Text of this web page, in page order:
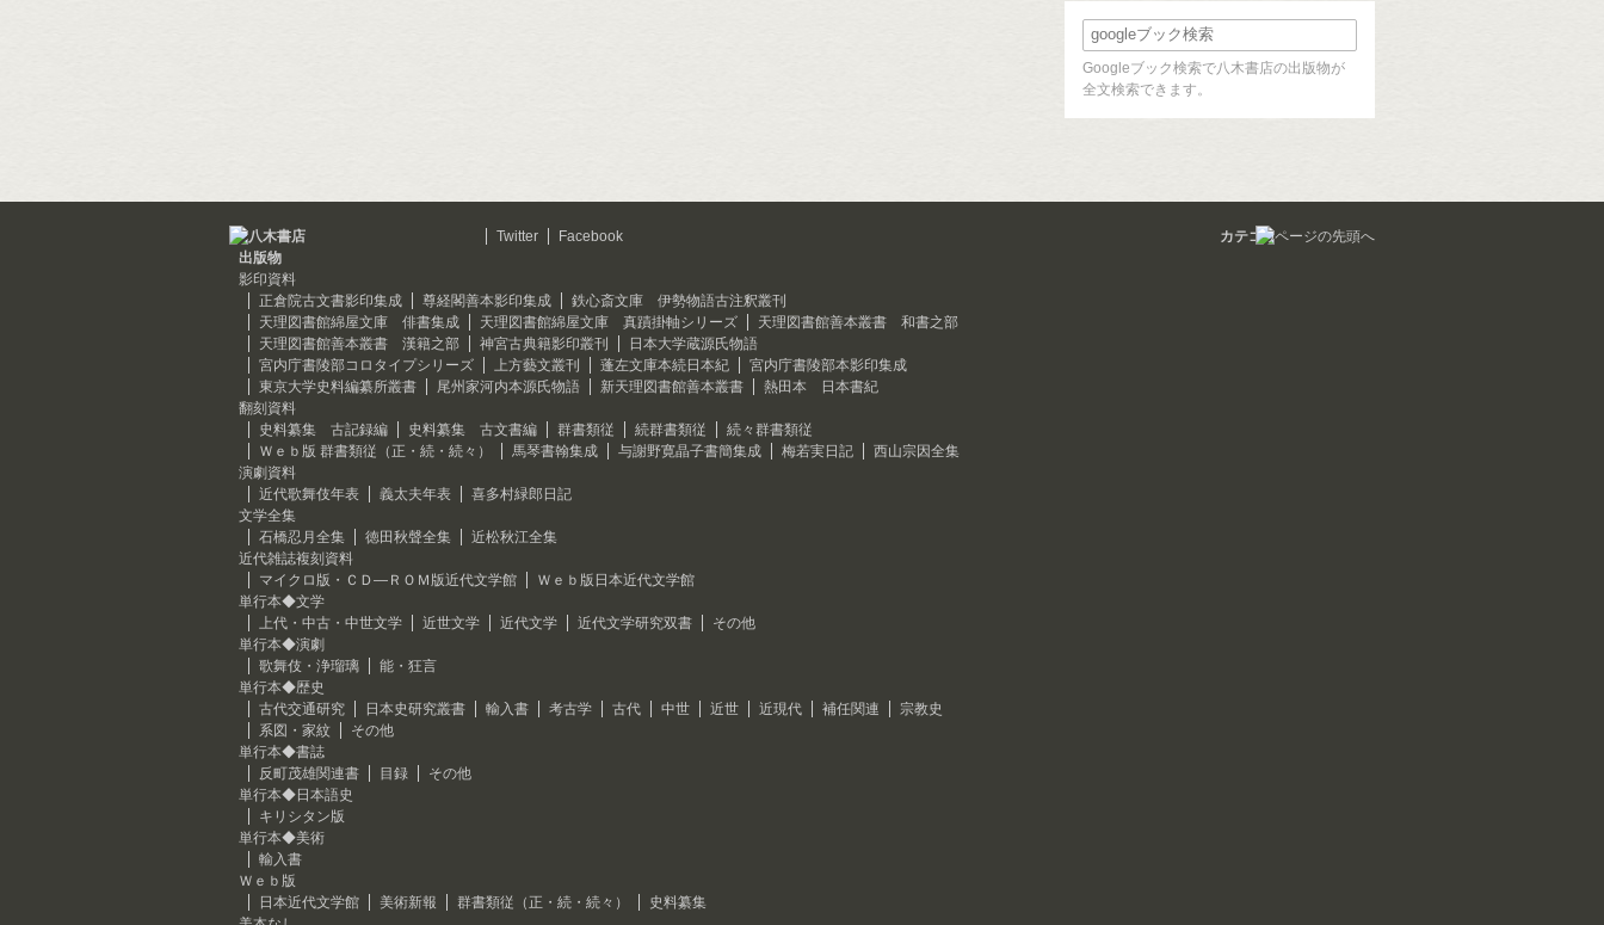
Googleブック検索で八木書店の出版物が
全文検索できます。
Twitter Facebook
カテゴリ
出版物
影印資料
正倉院古文書影印集成
尊経閣善本影印集成
鉄心斎文庫 伊勢物語古注釈叢刊
天理図書館綿屋文庫 俳書集成
天理図書館綿屋文庫 真蹟掛軸シリーズ
天理図書館善本叢書 和書之部
天理図書館善本叢書 漢籍之部
神宮古典籍影印叢刊
日本大学蔵源氏物語
宮内庁書陵部コロタイプシリーズ
上方藝文叢刊 蓬左文庫本続日本紀
宮内庁書陵部本影印集成
東京大学史料編纂所叢書
尾州家河内本源氏物語 新天理図書館善本叢書
熱田本 日本書紀
翻刻資料
史料纂集 古記録編
史料纂集 古文書編 群書類従 続群書類従
続々群書類従
Ｗｅｂ版 群書類従（正・続・続々）
馬琴書翰集成 与謝野寛晶子書簡集成 梅若実日記
西山宗因全集
演劇資料
近代歌舞伎年表
義太夫年表
喜多村緑郎日記
文学全集
石橋忍月全集
徳田秋聲全集
近松秋江全集
近代雑誌複刻資料
マイクロ版・ＣＤ―ＲＯＭ版近代文学館
Ｗｅｂ版日本近代文学館
単行本◆文学
上代・中古・中世文学
近世文学 近代文学 近代文学研究双書
その他
単行本◆演劇
歌舞伎・浄瑠璃
能・狂言
単行本◆歴史
古代交通研究
日本史研究叢書 輸入書 考古学 古代 中世 近世 近現代 補任関連
宗教史
系図・家紋
その他
単行本◆書誌
反町茂雄関連書
目録
その他
単行本◆日本語史
キリシタン版
単行本◆美術
輸入書
Ｗｅｂ版
日本近代文学館
美術新報 群書類従（正・続・続々）
史料纂集